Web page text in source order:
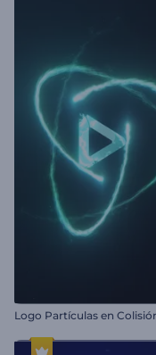
Logo Partículas en